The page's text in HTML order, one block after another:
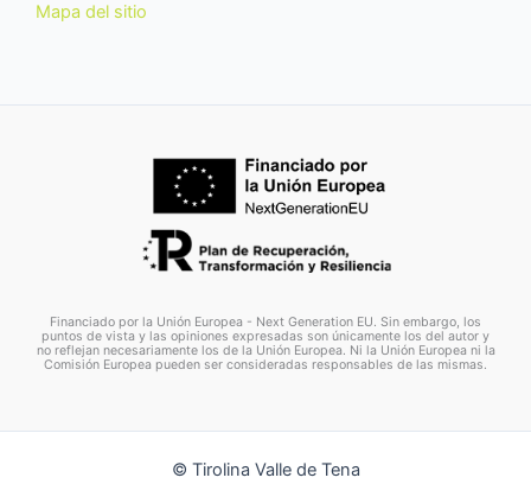
Mapa del sitio
Financiado por la Unión Europea - Next Generation EU. Sin embargo, los
puntos de vista y las opiniones expresadas son únicamente los del autor y
no reflejan necesariamente los de la Unión Europea. Ni la Unión Europea ni la
Comisión Europea pueden ser consideradas responsables de las mismas.
© Tirolina Valle de Tena